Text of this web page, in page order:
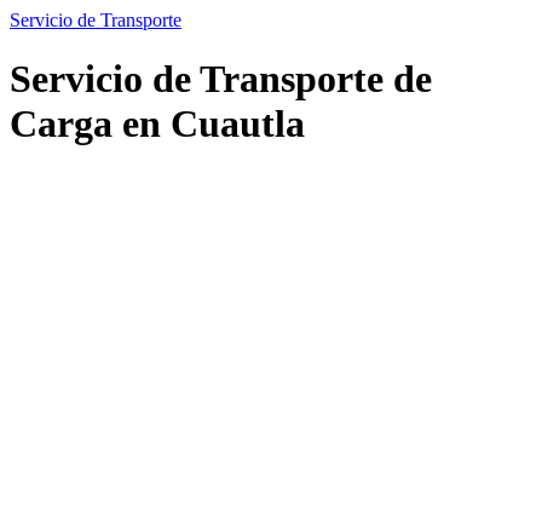
Servicio de Transporte
Servicio de Transporte de
Carga en Cuautla